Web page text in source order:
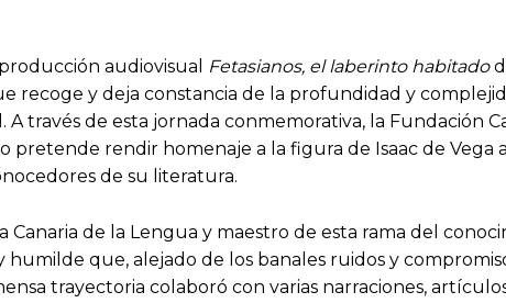
audiovisual Fetasianos, el laberinto habitado
y deja constancia de la profundidad y
través de esta jornada conmemorativa, la Fundación
rendir homenaje a la figura de Isaac de Vega
de su literatura.
Canaria de la Lengua y maestro de esta rama del
que, alejado de los banales ruidos y
trayectoria colaboró con varias narraciones,